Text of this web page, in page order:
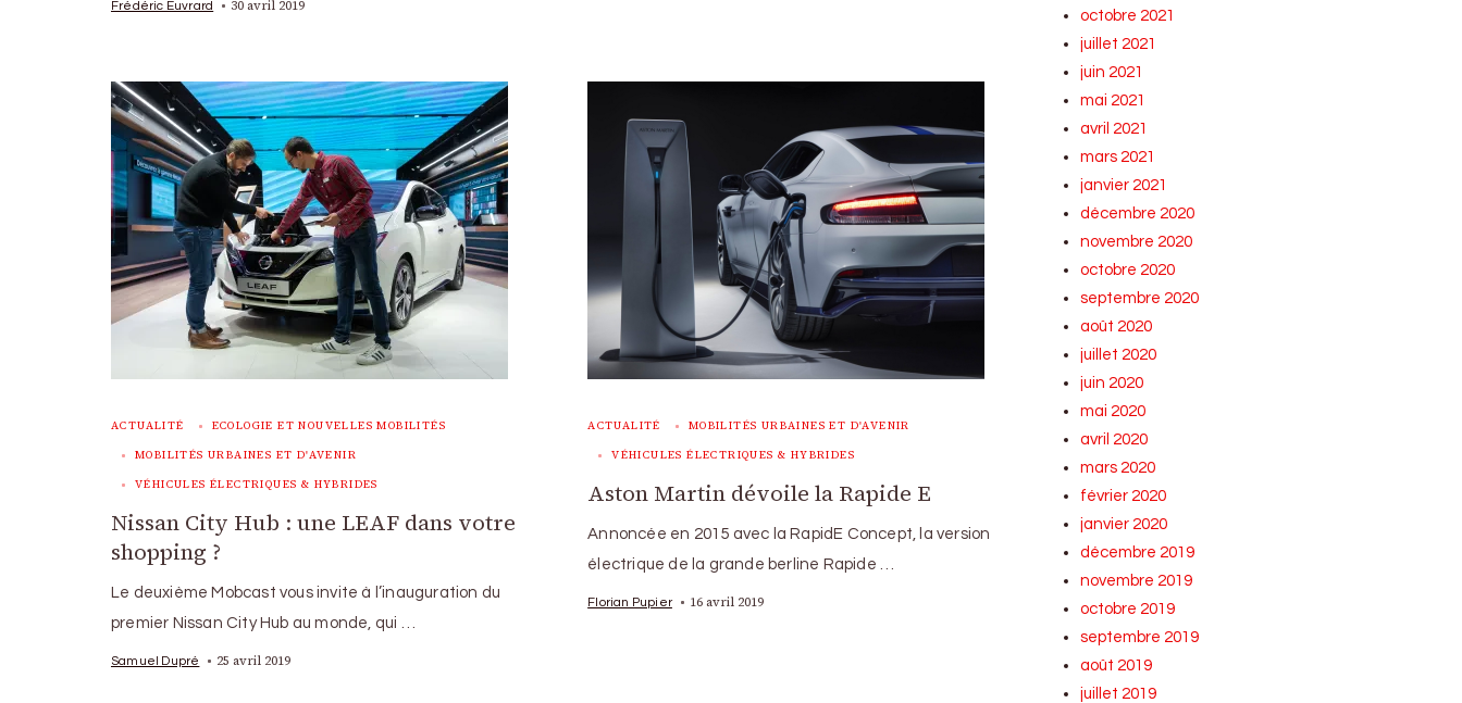
Frédéric Euvrard 30 avril 2019
ACTUALITÉ ECOLOGIE ET NOUVELLES MOBILITÉS
MOBILITÉS URBAINES ET D'AVENIR
VÉHICULES ÉLECTRIQUES & HYBRIDES
Nissan City Hub : une LEAF dans votre
shopping ?
Le deuxième Mobcast vous invite à l’inauguration du
premier Nissan City Hub au monde, qui …
Samuel Dupré 25 avril 2019
ACTUALITÉ MOBILITÉS URBAINES ET D'AVENIR
VÉHICULES ÉLECTRIQUES & HYBRIDES
Aston Martin dévoile la Rapide E
Annoncée en 2015 avec la RapidE Concept, la version
électrique de la grande berline Rapide …
Florian Pupier 16 avril 2019
octobre 2021
juillet 2021
juin 2021
mai 2021
avril 2021
mars 2021
janvier 2021
décembre 2020
novembre 2020
octobre 2020
septembre 2020
août 2020
juillet 2020
juin 2020
mai 2020
avril 2020
mars 2020
février 2020
janvier 2020
décembre 2019
novembre 2019
octobre 2019
septembre 2019
août 2019
juillet 2019